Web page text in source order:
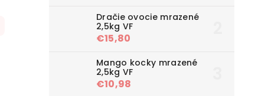
Dračie ovocie mrazené
2,5kg VF
€15,80
Mango kocky mrazené
2,5kg VF
€10,98